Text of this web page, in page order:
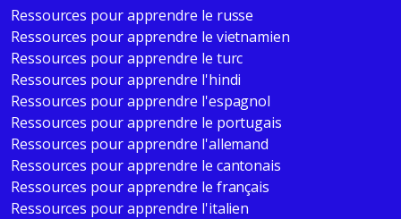
Ressources pour apprendre le russe
Ressources pour apprendre le vietnamien
Ressources pour apprendre le turc
Ressources pour apprendre l'hindi
Ressources pour apprendre l'espagnol
Ressources pour apprendre le portugais
Ressources pour apprendre l'allemand
Ressources pour apprendre le cantonais
Ressources pour apprendre le français
Ressources pour apprendre l'italien